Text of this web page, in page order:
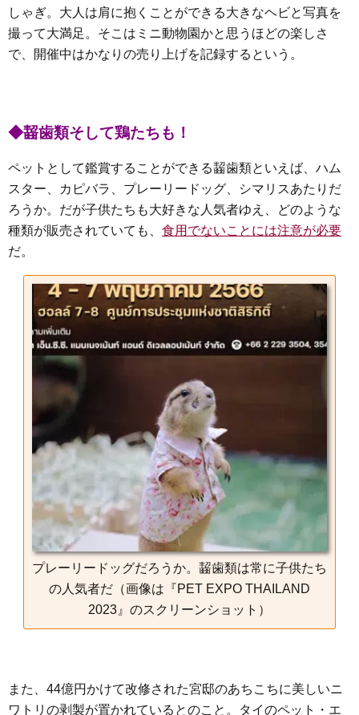
しゃぎ。大人は肩に抱くことができる大きなヘビと写真を
撮って大満足。そこはミニ動物園かと思うほどの楽しさ
で、開催中はかなりの売り上げを記録するという。
◆齧歯類そして鶏たちも！
ペットとして鑑賞することができる齧歯類といえば、ハム
スター、カピバラ、プレーリードッグ、シマリスあたりだ
ろうか。だが子供たちも大好きな人気者ゆえ、どのような
種類が販売されていても、 食用でないことには注意が必要
だ。
プレーリードッグだろうか。齧歯類は常に子供たち
の人気者だ（画像は『PET EXPO THAILAND
2023』のスクリーンショット）
また、44億円かけて改修された宮邸のあちこちに美しいニ
ワトリの剥製が置かれているとのこと。タイのペット・エ